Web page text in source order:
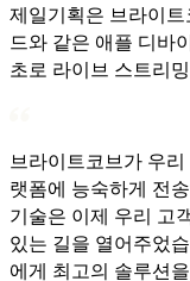
제일기획은 브라이
드와 같은 애플 디바
초로 라이브 스트리
브라이트코브가 우
랫폼에 능숙하게 전
기술은 이제 우리 고
있는 길을 열어주었
에게 최고의 솔루션